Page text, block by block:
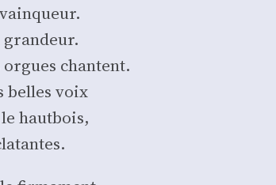
gran­deur.
chantent.
belles voix
haut­bois,